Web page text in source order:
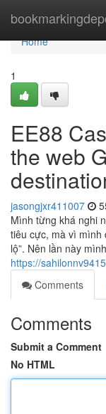
Home
Home
1
EE88
the web
jasongjxr411007
Mình từng khá nghi
tiêu cực, mà vì mình
lộ”. Nên lần này
https://
Comments
Comments
Submit a Comment
No HTML